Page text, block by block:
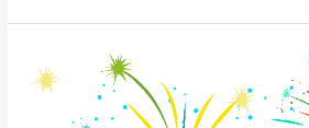
presidentin